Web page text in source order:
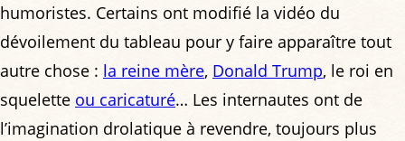
humoristes. Certains ont modifié la vidéo du
dévoilement du tableau pour y faire apparaître tout
autre chose : la reine mère, Donald Trump, le roi en
squelette ou caricaturé… Les internautes ont de
l’imagination drolatique à revendre, toujours plus